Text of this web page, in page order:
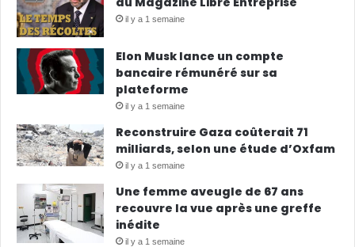
il y a 1 semaine
Elon Musk lance un compte
bancaire rémunéré sur sa
plateforme
il y a 1 semaine
Reconstruire Gaza coûterait 71
milliards, selon une étude d’Oxfam
il y a 1 semaine
Une femme aveugle de 67 ans
recouvre la vue après une greffe
inédite
il y a 1 semaine